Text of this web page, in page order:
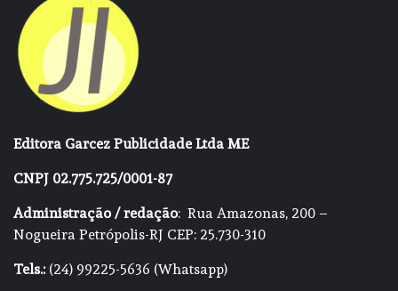
Editora Garcez Publicidade Ltda ME
CNPJ 02.775.725/0001-87
Administração / redação: Rua Amazonas, 200 –
Nogueira Petrópolis-RJ CEP: 25.730-310
Tels.:(24) 99225-5636 (Whatsapp)